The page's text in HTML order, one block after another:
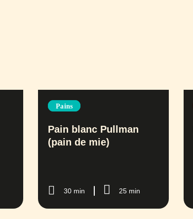
Pains
Pain blanc Pullman
(pain de mie)
30 min 25 min